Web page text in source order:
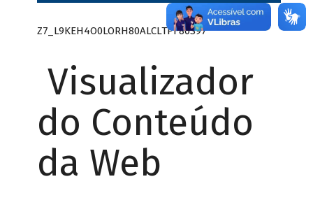
Z7_L9KEH4O0LORH80ALCLTPF80S97
Visualizador
do Conteúdo
da Web